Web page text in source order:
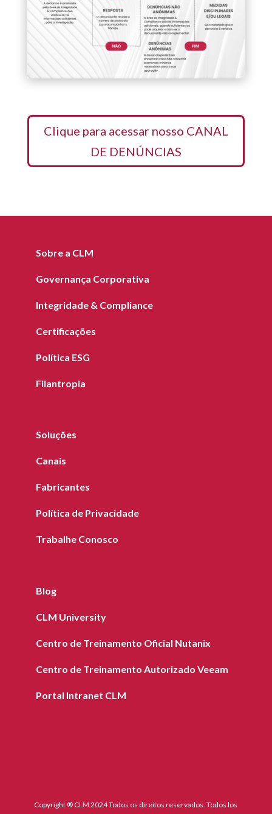
Clique para acessar nosso CANAL
DE DENÚNCIAS
Sobre a CLM
Governança Corporativa
Integridade & Compliance
Certificações
Política ESG
Filantropia
Soluções
Canais
Fabricantes
Política de Privacidade
Trabalhe Conosco
Blog
CLM University
Centro de Treinamento Oficial Nutanix
Centro de Treinamento Autorizado Veeam
Portal Intranet CLM
Copyright ® CLM 2024 Todos os direitos reservados. Todos los